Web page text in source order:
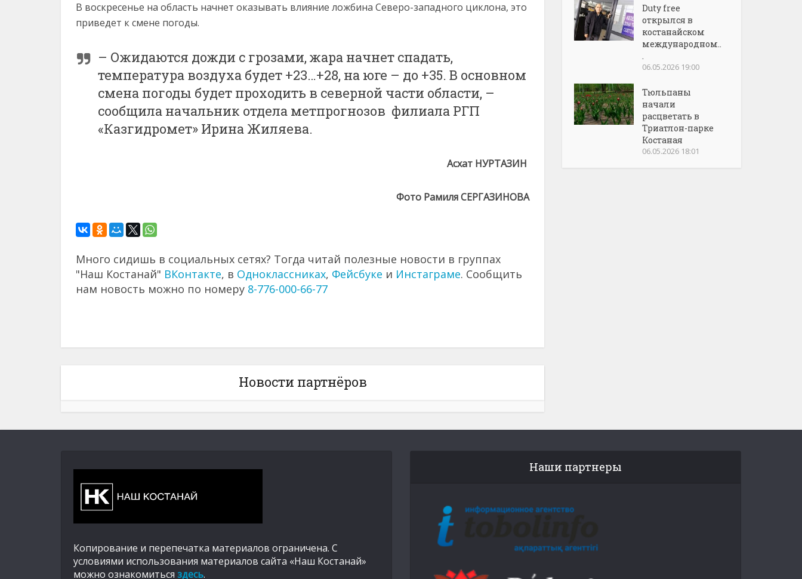
В воскресенье на область начнет оказывать влияние ложбина Северо-западного циклона, это
приведет к смене погоды.
– Ожидаются дожди с грозами, жара начнет спадать,
температура воздуха будет +23…+28, на юге – до +35. В основном
смена погоды будет проходить в северной части области, –
сообщила начальник отдела метпрогнозов филиала РГП
«Казгидромет» Ирина Жиляева.
Асхат НУРТАЗИН
Фото Рамиля СЕРГАЗИНОВА
Много сидишь в социальных сетях? Тогда читай полезные новости в группах
"Наш Костанай" ВКонтакте, в Одноклассниках, Фейсбуке и Инстаграме. Сообщить
нам новость можно по номеру 8-776-000-66-77
Новости партнёров
Duty free
открылся в
костанайском
международном..
.
06.05.2026 19:00
Тюльпаны
начали
расцветать в
Триатлон-парке
Костаная
06.05.2026 18:01
Копирование и перепечатка материалов ограничена. С
условиями использования материалов сайта «Наш Костанай»
можно ознакомиться здесь.
Наши партнеры